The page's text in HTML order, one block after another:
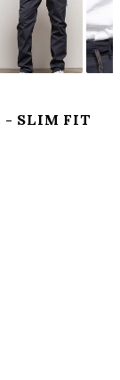
- SLIM FIT